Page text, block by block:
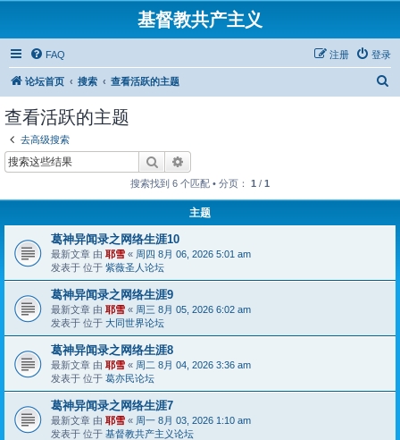
基督教共产主义
FAQ 登录
注册
论坛首页 搜索 查看活跃的主题
查看活跃的主题
去高级搜索
搜索
搜索找到 6 个匹配 • 分页： 1 / 1
主题
葛神异闻录之网络生涯10
最新文章 由 耶雪 « 周四 8月 06, 2026 5:01 am
发表于 位于 紫薇圣人论坛
葛神异闻录之网络生涯9
最新文章 由 耶雪 « 周三 8月 05, 2026 6:02 am
发表于 位于 大同世界论坛
葛神异闻录之网络生涯8
最新文章 由 耶雪 « 周二 8月 04, 2026 3:36 am
发表于 位于 葛亦民论坛
葛神异闻录之网络生涯7
最新文章 由 耶雪 « 周一 8月 03, 2026 1:10 am
发表于 位于 基督教共产主义论坛